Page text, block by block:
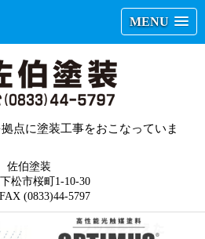
MENU
点に塗装工事をおこなっていま
佐伯塗装
松市桜町1-10-30
(0833)44-5797